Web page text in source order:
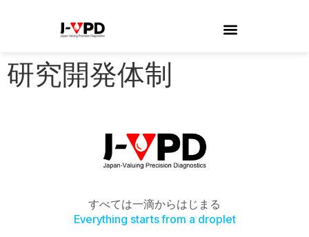
研究開発体制
すべては一滴からはじまる
Everything starts from a droplet